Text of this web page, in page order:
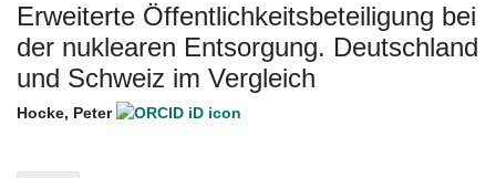
Erweiterte Öffentlichkeitsbeteiligung bei
der nuklearen Entsorgung. Deutschland
und Schweiz im Vergleich
Hocke, Peter